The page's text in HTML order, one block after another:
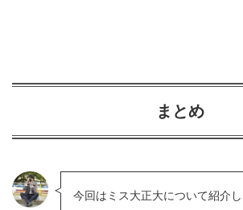
まとめ
今回はミス大正大について紹介し